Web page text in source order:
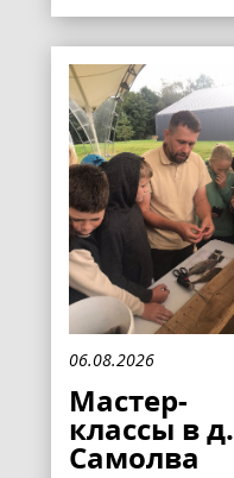
06.08.2026
Мастер-
классы в д.
Самолва